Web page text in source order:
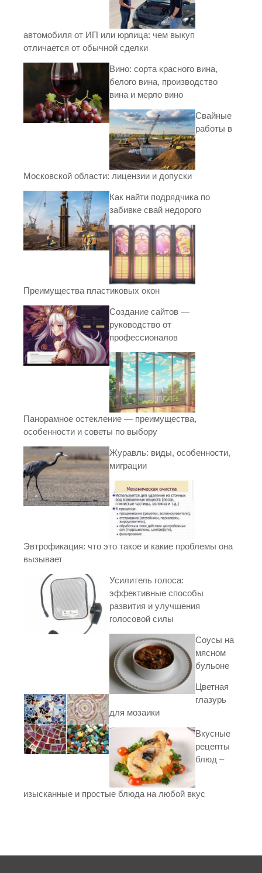
автомобиля от ИП или юрлица: чем выкуп
отличается от обычной сделки
Вино: сорта красного вина,
белого вина, производство
вина и мерло вино
Свайные
работы в
Московской области: лицензии и допуски
Как найти подрядчика по
забивке свай недорого
Преимущества пластиковых окон
Создание сайтов —
руководство от
профессионалов
Панорамное остекление — преимущества,
особенности и советы по выбору
Журавль: виды, особенности,
миграции
Эвтрофикация: что это такое и какие проблемы она
вызывает
Усилитель голоса:
эффективные способы
развития и улучшения
голосовой силы
Соусы на
мясном
бульоне
Цветная
глазурь
для мозаики
Вкусные
рецепты
блюд –
изысканные и простые блюда на любой вкус